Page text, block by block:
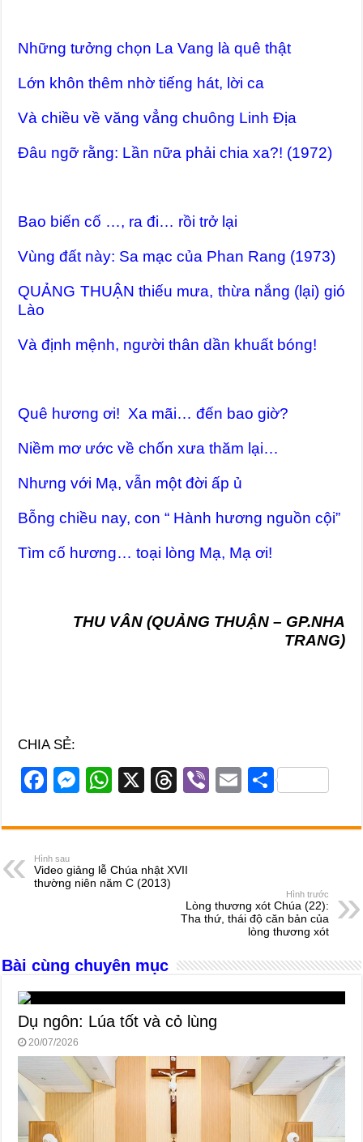
Những tưởng chọn La Vang là quê thật
Lớn khôn thêm nhờ tiếng hát, lời ca
Và chiều về văng vẳng chuông Linh Địa
Đâu ngỡ rằng: Lần nữa phải chia xa?! (1972)
Bao biến cố …, ra đi… rồi trở lại
Vùng đất này: Sa mạc của Phan Rang (1973)
QUẢNG THUẬN thiếu mưa, thừa nắng (lại) gió
Lào
Và định mệnh, người thân dần khuất bóng!
Quê hương ơi! Xa mãi… đến bao giờ?
Niềm mơ ước về chốn xưa thăm lại…
Nhưng với Mạ, vẫn một đời ấp ủ
Bỗng chiều nay, con “ Hành hương nguồn cội”
Tìm cố hương… toại lòng Mạ, Mạ ơi!
THU VÂN (QUẢNG THUẬN – GP.NHA
TRANG)
CHIA SẺ:
F
c
e
b
k
M
ss
e
n
W
at
s
A
X
T
e
a
d
s
Vi
er
E
ail
S
ar
Hình sau
Video giảng lễ Chúa nhật XVII
thường niên năm C (2013)
Hình trước
Lòng thương xót Chúa (22):
Tha thứ, thái độ căn bản của
lòng thương xót
Bài cùng chuyên mục
Dụ ngôn: Lúa tốt và cỏ lùng
20/07/2026